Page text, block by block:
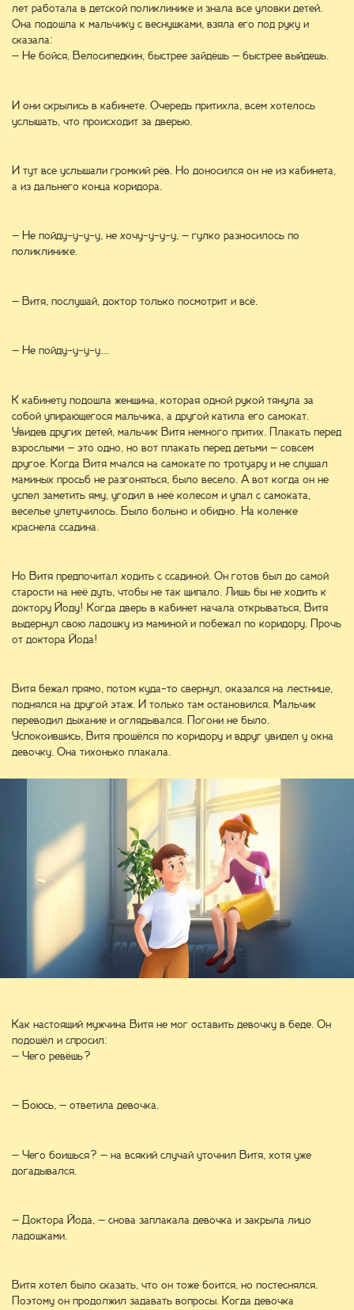
лет работала в детской поликлинике и знала все уловки детей.
Она подошла к мальчику с веснушками, взяла его под руку и
сказала:
– Не бойся, Велосипедкин, быстрее зайдёшь – быстрее выйдешь.
И они скрылись в кабинете. Очередь притихла, всем хотелось
услышать, что происходит за дверью.
И тут все услышали громкий рёв. Но доносился он не из кабинета,
а из дальнего конца коридора.
– Не пойду-у-у-у, не хочу-у-у-у, – гулко разносилось по
поликлинике.
– Витя, послушай, доктор только посмотрит и всё.
– Не пойду-у-у-у…
К кабинету подошла женщина, которая одной рукой тянула за
собой упирающегося мальчика, а другой катила его самокат.
Увидев других детей, мальчик Витя немного притих. Плакать перед
взрослыми – это одно, но вот плакать перед детьми – совсем
другое. Когда Витя мчался на самокате по тротуару и не слушал
маминых просьб не разгоняться, было весело. А вот когда он не
успел заметить яму, угодил в неё колесом и упал с самоката,
веселье улетучилось. Было больно и обидно. На коленке
краснела ссадина.
Но Витя предпочитал ходить с ссадиной. Он готов был до самой
старости на неё дуть, чтобы не так щипало. Лишь бы не ходить к
доктору Йоду! Когда дверь в кабинет начала открываться, Витя
выдернул свою ладошку из маминой и побежал по коридору. Прочь
от доктора Йода!
Витя бежал прямо, потом куда-то свернул, оказался на лестнице,
поднялся на другой этаж. И только там остановился. Мальчик
переводил дыхание и оглядывался. Погони не было.
Успокоившись, Витя прошёлся по коридору и вдруг увидел у окна
девочку. Она тихонько плакала.
Как настоящий мужчина Витя не мог оставить девочку в беде. Он
подошёл и спросил:
– Чего ревёшь?
– Боюсь, – ответила девочка.
– Чего боишься? – на всякий случай уточнил Витя, хотя уже
догадывался.
– Доктора Йода, – снова заплакала девочка и закрыла лицо
ладошками.
Витя хотел было сказать, что он тоже боится, но постеснялся.
Поэтому он продолжил задавать вопросы. Когда девочка